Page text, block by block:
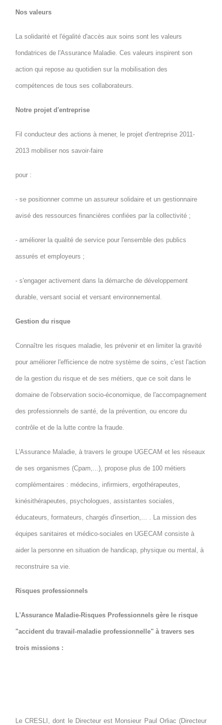
Nos valeurs
La solidarité et l'égalité d'accès aux soins sont les valeurs
fondatrices de l'Assurance Maladie. Ces valeurs inspirent son
action qui repose au quotidien sur la mobilisation des
compétences de tous ses collaborateurs.
Notre projet d'entreprise
Fil conducteur des actions à mener, le projet d'entreprise 2011-
2013 mobiliser nos savoir-faire
pour :
- se positionner comme un assureur solidaire et un gestionnaire
avisé des ressources financières confiées par la collectivité ;
- améliorer la qualité de service pour l'ensemble des publics
assurés et employeurs ;
- s'engager activement dans la démarche de développement
durable, versant social et versant environnemental.
Gestion du risque
Connaître les risques maladie, les prévenir et en limiter la gravité
pour améliorer l'efficience de notre système de soins, c'est l'action
de la gestion du risque et de ses métiers, que ce soit dans le
domaine de l'observation socio-économique, de l'accompagnement
des professionnels de santé, de la prévention, ou encore du
contrôle et de la lutte contre la fraude.
L'Assurance Maladie, à travers le groupe UGECAM et les réseaux
de ses organismes (Cpam,...), propose plus de 100 métiers
complémentaires : médecins, infirmiers, ergothérapeutes,
kinésithérapeutes, psychologues, assistantes sociales,
éducateurs, formateurs, chargés d'insertion,... . La mission des
équipes sanitaires et médico-sociales en UGECAM consiste à
aider la personne en situation de handicap, physique ou mental, à
reconstruire sa vie.
Risques professionnels
L'Assurance Maladie-Risques Professionnels gère le risque
"accident du travail-maladie professionnelle" à travers ses
trois missions :
Le CRESLI, dont le Directeur est Monsieur Paul Orliac (Directeur